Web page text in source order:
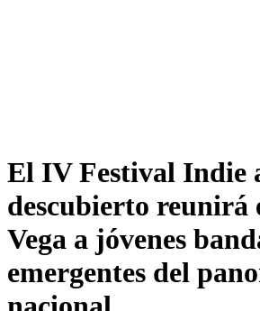
El IV Festival Indie
descubierto reunirá
Vega a jóvenes
emergentes del